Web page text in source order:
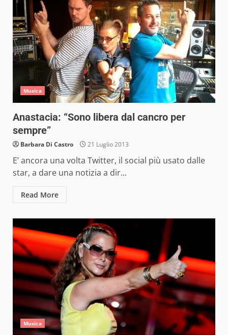
Musica
Anastacia: “Sono libera dal cancro per
sempre”
Barbara Di Castro 21 Luglio 2013
E’ ancora una volta Twitter, il social più usato dalle
star, a dare una notizia a dir...
Read More
Musica